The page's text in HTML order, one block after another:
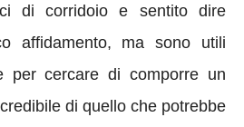
di corridoio e sentito dire
affidamento, ma sono utili
per cercare di comporre un
di quello che potrebbe